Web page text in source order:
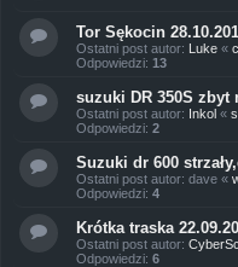
Tor Sękocin
Ostatni post autor: Luke «
Odpowiedzi: 13
suzuki DR 350S zbyt
Ostatni post autor: Inkol «
Odpowiedzi: 2
Suzuki dr 600
Ostatni post autor: dave «
Odpowiedzi: 4
Krótka traska
Ostatni post autor:
Odpowiedzi: 6